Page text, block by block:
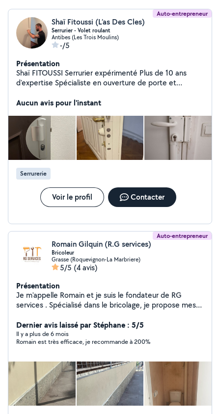
Auto-entrepreneur
Shaï Fitoussi (L’as Des Cles)
Serrurier - Volet roulant
Antibes (Les Trois Moulins)
-/5
Présentation
Shaï FITOUSSI Serrurier expérimenté Plus de 10 ans
d'expertise Spécialiste en ouverture de porte et
soignée Nouveau dans la région Anciennement basé à
serrurerie O648760733
Aucun avis pour l'instant
Serrurerie
Voir le profil Contacter
Auto-entrepreneur
Romain Gilquin (R.G services)
Bricoleur
Grasse (Roquevignon-La Marbriere)
5/5 (4 avis)
Présentation
Je m'appelle Romain et je suis le fondateur de RG
services . Spécialisé dans le bricolage, je propose mes
de meubles, réparations, installations, petits travaux de
rénovation et bien plus encore. Avec mon expertise et
mon savoir-faire, je vous garantis un travail soigné,
professionnel, je suis à votre disposition pour vous
apporter des solutions adaptées à vos besoins.
N'hésitez pas à me contacter pour un devis ou pour
discuter de votre
Dernier avis laissé par Stéphane : 5/5
Il y a plus de 6 mois
Romain est très efficace, je recommande à 200%